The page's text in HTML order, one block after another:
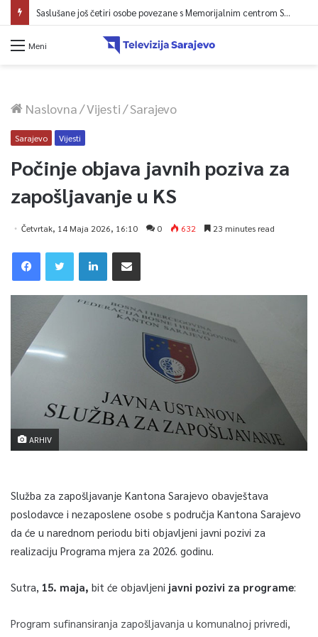
Saslušane još četiri osobe povezane s Memorijalnim centrom Srebrenica, na spisku ukupno 26
Meni
Naslovna/Vijesti/Sarajevo
Sarajevo Vijesti
Počinje objava javnih poziva za
zapošljavanje u KS
Četvrtak, 14 Maja 2026, 16:10 0 632 23 minutes read
ARHIV
Služba za zapošljavanje Kantona Sarajevo obavještava
poslodavce i nezaposlene osobe s područja Kantona Sarajevo
da će u narednom periodu biti objavljeni javni pozivi za
realizaciju Programa mjera za 2026. godinu.
Sutra, 15. maja, bit će objavljeni javni pozivi za programe:
Program sufinansiranja zapošljavanja u komunalnoj privredi,